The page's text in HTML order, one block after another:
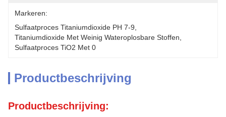
Markeren:
Sulfaatproces Titaniumdioxide PH 7-9
Titaniumdioxide Met Weinig Wateroplosbare Stoffen
Sulfaatproces TiO2 Met 0
Productbeschrijving
Productbeschrijving: